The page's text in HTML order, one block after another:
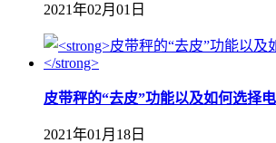
2021年02月01日
皮带秤的“去皮”功能以及如何选择
2021年01月18日